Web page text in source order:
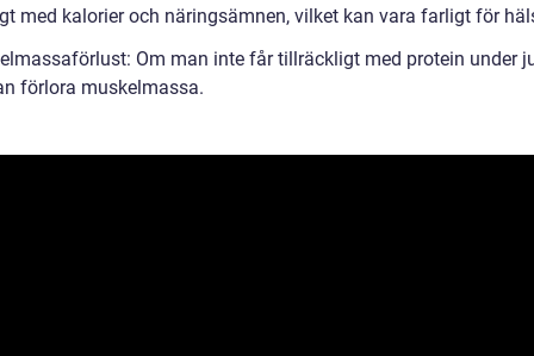
med kalorier och näringsämnen, vilket kan vara farligt för
Om man inte får tillräckligt med protein under
förlora muskelmassa.